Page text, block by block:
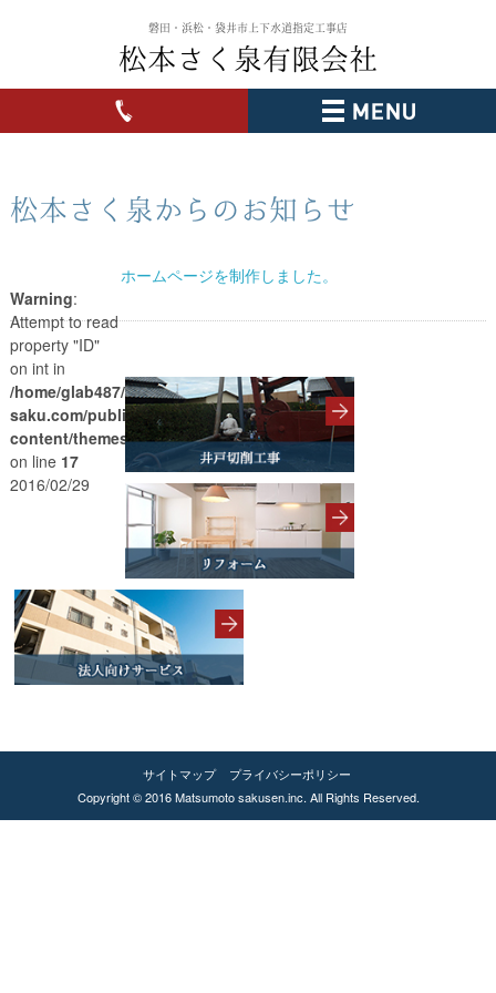
松本さく泉有限会社
磐田・浜松・袋井市上下水道指定工事店
松本さく泉からのお知らせ
Warning:
Attempt to read
property "ID"
on int in
/home/glab487/matsumoto-
saku.com/public_html/wp-
content/themes/matsumoto/archive.php
on line 17
2016/02/29
ホームページを制作しました。
サイトマップ
プライバシーポリシー
Copyright © 2016 Matsumoto sakusen.inc. All Rights Reserved.